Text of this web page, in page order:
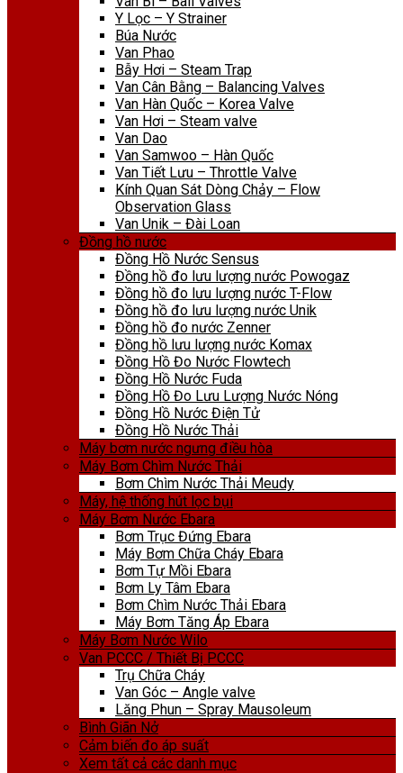
Y Lọc – Y Strainer
Búa Nước
Van Phao
Bẫy Hơi – Steam Trap
Van Cân Bằng – Balancing Valves
Van Hàn Quốc – Korea Valve
Van Hơi – Steam valve
Van Dao
Van Samwoo – Hàn Quốc
Van Tiết Lưu – Throttle Valve
Kính Quan Sát Dòng Chảy – Flow
Observation Glass
Van Unik – Đài Loan
Đồng hồ nước
Đồng Hồ Nước Sensus
Đồng hồ đo lưu lượng nước Powogaz
Đồng hồ đo lưu lượng nước T-Flow
Đồng hồ đo lưu lượng nước Unik
Đồng hồ đo nước Zenner
Đồng hồ lưu lượng nước Komax
Đồng Hồ Đo Nước Flowtech
Đồng Hồ Nước Fuda
Đồng Hồ Đo Lưu Lượng Nước Nóng
Đồng Hồ Nước Điện Tử
Đồng Hồ Nước Thải
Máy bơm nước ngưng điều hòa
Máy Bơm Chìm Nước Thải
Bơm Chìm Nước Thải Meudy
Máy, hệ thống hút lọc bụi
Máy Bơm Nước Ebara
Bơm Trục Đứng Ebara
Máy Bơm Chữa Cháy Ebara
Bơm Tự Mồi Ebara
Bơm Ly Tâm Ebara
Bơm Chìm Nước Thải Ebara
Máy Bơm Tăng Áp Ebara
Máy Bơm Nước Wilo
Van PCCC / Thiết Bị PCCC
Trụ Chữa Cháy
Van Góc – Angle valve
Lăng Phun – Spray Mausoleum
Bình Giãn Nở
Cảm biến đo áp suất
Xem tất cả các danh mục